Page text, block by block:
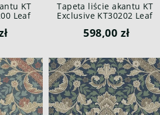
KT
Leaf
Tapeta liście akantu KT
Exclusive KT30202 Leaf
598,00 zł